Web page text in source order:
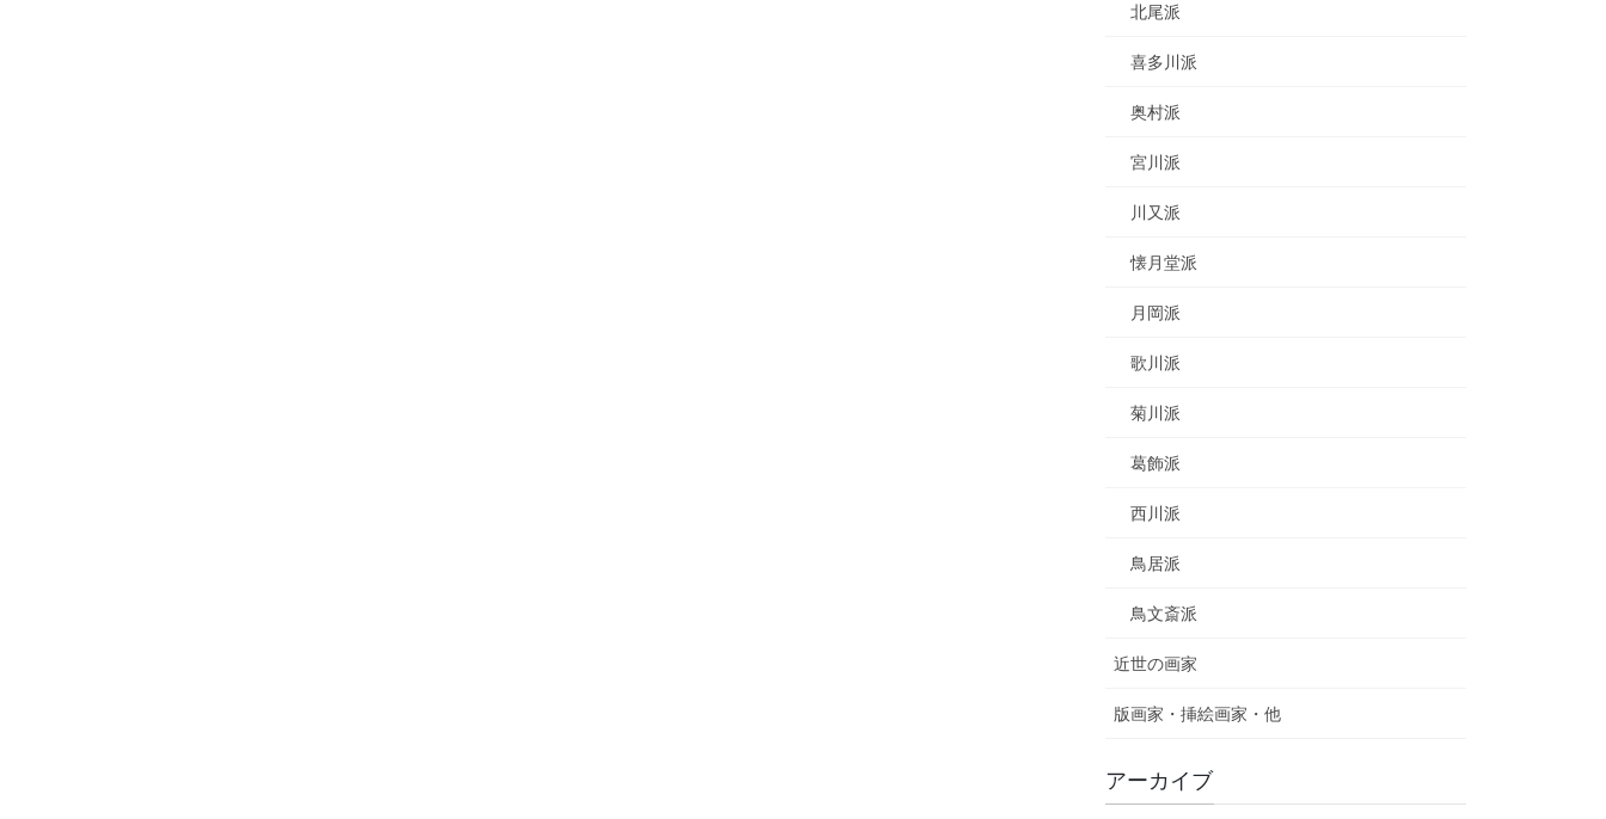
北尾派
喜多川派
奥村派
宮川派
川又派
懐月堂派
月岡派
歌川派
菊川派
葛飾派
西川派
鳥居派
鳥文斎派
近世の画家
版画家・挿絵画家・他
アーカイブ